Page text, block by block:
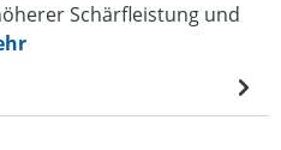
Schärfleistung und